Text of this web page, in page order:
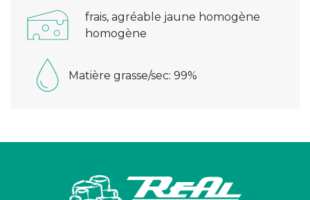
frais, agréable jaune homogène
homogène
Matière grasse/sec: 99%